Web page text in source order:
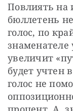
Повлиять на
бюллетень
голос, по
знаменателе
увеличит
будет учтен
голос не